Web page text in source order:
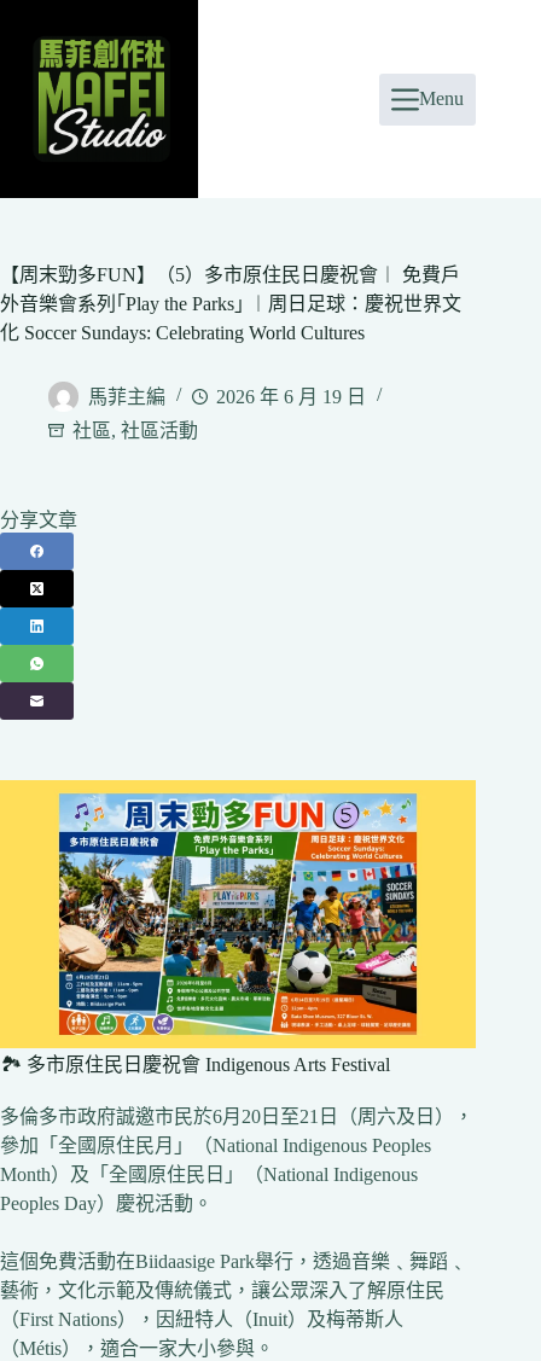
content
Menu
【周末勁多FUN】（5）多市原住民日慶祝會︱ 免費戶
外音樂會系列｢Play the Parks｣ ︱周日足球：慶祝世界文
化 Soccer Sundays: Celebrating World Cultures
馬菲主編
2026 年 6 月 19 日
社區, 社區活動
分享文章
🏞️ 多市原住民日慶祝會 Indigenous Arts Festival
多倫多市政府誠邀市民於6月20日至21日（周六及日），
參加「全國原住民月」（National Indigenous Peoples
Month）及「全國原住民日」（National Indigenous
Peoples Day）慶祝活動。
這個免費活動在Biidaasige Park舉行，透過音樂﹑舞蹈﹑
藝術，文化示範及傳統儀式，讓公眾深入了解原住民
（First Nations），因紐特人（Inuit）及梅蒂斯人
（Métis），適合一家大小參與。